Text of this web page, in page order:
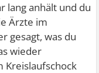
lang anhält und du
Ärzte im
gesagt, was du
wieder
Kreislaufschock